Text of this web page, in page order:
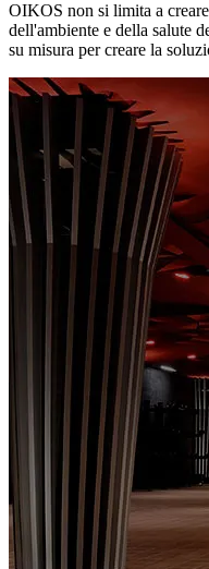
OIKOS non si limita a
dell'ambiente e della salute
su misura per creare la